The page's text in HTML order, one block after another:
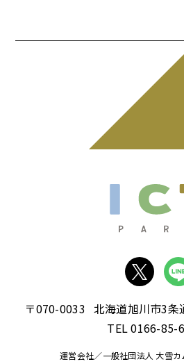
〒070-0033 北海道旭川市3
TEL 0166-85-
運営会社／一般社団法人 大雪カ